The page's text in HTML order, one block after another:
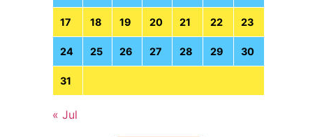
17 18 19 20 21 22 23
24 25 26 27 28 29 30
31
« Jul